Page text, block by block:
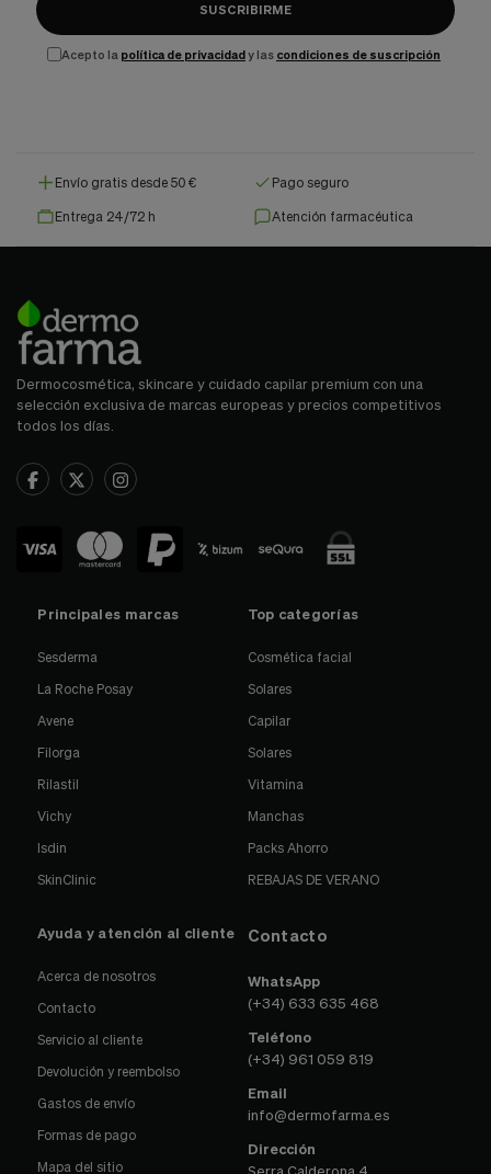
SUSCRIBIRME
Acepto la política de privacidady las condiciones de suscripción
Envío gratis desde 50 € Pago seguro
Entrega 24/72 h Atención farmacéutica
Dermocosmética, skincare y cuidado capilar premium con una
selección exclusiva de marcas europeas y precios competitivos
todos los días.
Principales marcas
Sesderma
La Roche Posay
Avene
Filorga
Rilastil
Vichy
Isdin
SkinClinic
Top categorías
Cosmética facial
Solares
Capilar
Solares
Vitamina
Manchas
Packs Ahorro
REBAJAS DE VERANO
Ayuda y atención al cliente
Acerca de nosotros
Contacto
Servicio al cliente
Devolución y reembolso
Gastos de envío
Formas de pago
Mapa del sitio
Contacto
WhatsApp
(+34) 633 635 468
Teléfono
(+34) 961 059 819
Email
info@dermofarma.es
Dirección